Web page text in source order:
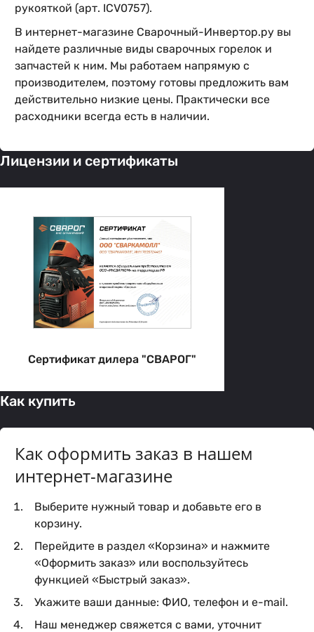
рукояткой (арт. ICV0757).
В интернет-магазине Сварочный-Инвертор.ру вы
найдете различные виды сварочных горелок и
запчастей к ним. Мы работаем напрямую с
производителем, поэтому готовы предложить вам
действительно низкие цены. Практически все
расходники всегда есть в наличии.
Лицензии и сертификаты
Сертификат дилера "СВАРОГ"
Как купить
Как оформить заказ в нашем
интернет-магазине
Выберите нужный товар и добавьте его в
корзину.
Перейдите в раздел «Корзина» и нажмите
«Оформить заказ» или воспользуйтесь
функцией «Быстрый заказ».
Укажите ваши данные: ФИО, телефон и e-mail.
Наш менеджер свяжется с вами, уточнит